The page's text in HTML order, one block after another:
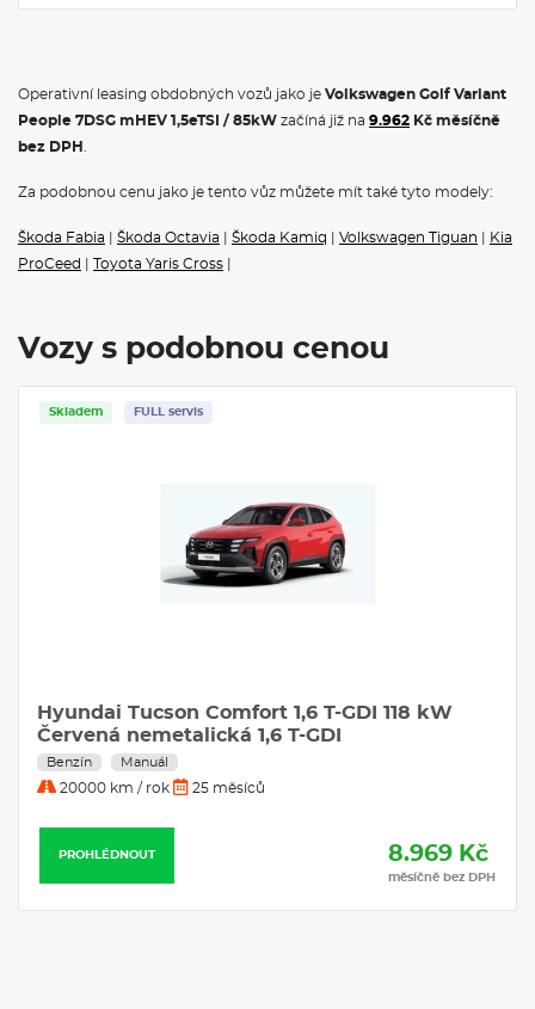
Operativní leasing obdobných vozů jako je Volkswagen Golf Variant
People 7DSG mHEV 1,5eTSI / 85kW začíná již na 9.962 Kč měsíčně
bez DPH .
Za podobnou cenu jako je tento vůz můžete mít také tyto modely:
Škoda Fabia Škoda Octavia Škoda Kamiq Volkswagen Tiguan
Kia
ProCeed
Toyota Yaris Cross
Vozy s podobnou cenou
Skladem FULL servis
Hyundai Tucson Comfort 1,6 T-GDI 118 kW
Červená nemetalická 1,6 T-GDI
Benzín Manuál
20000 km / rok 25 měsíců
PROHLÉDNOUT 8.969 Kč
měsíčně bez DPH